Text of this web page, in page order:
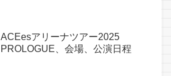
ACEesアリーナツアー2025
PROLOGUE、会場、公演日程